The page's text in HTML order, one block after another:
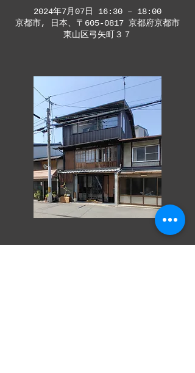
2024年7月07日 16:30 – 18:00
京都市, 日本、〒605-0817 京都府京都市
東山区弓矢町３７